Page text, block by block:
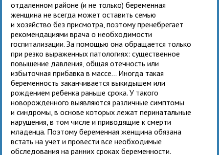
отдаленном районе (и не только) беременная
женщина не всегда может оставить семью
и хозяйство без присмотра, поэтому пренебрегает
рекомендациями врача о необходимости
госпитализации. За помощью она обращается только
при резко выраженных патологиях: существенное
повышение давления, общая отечность или
избыточная прибавка в массе... Иногда такая
беременность заканчивается выкидышем или
рождением ребенка раньше срока. У такого
новорожденного выявляются различные симптомы
и синдромы, в основе которых лежат перинатальные
нарушения, в том числе и приводящие к смерти
младенца. Поэтому беременная женщина обязана
встать на учет и провести все необходимые
обследования на ранних сроках беременности.